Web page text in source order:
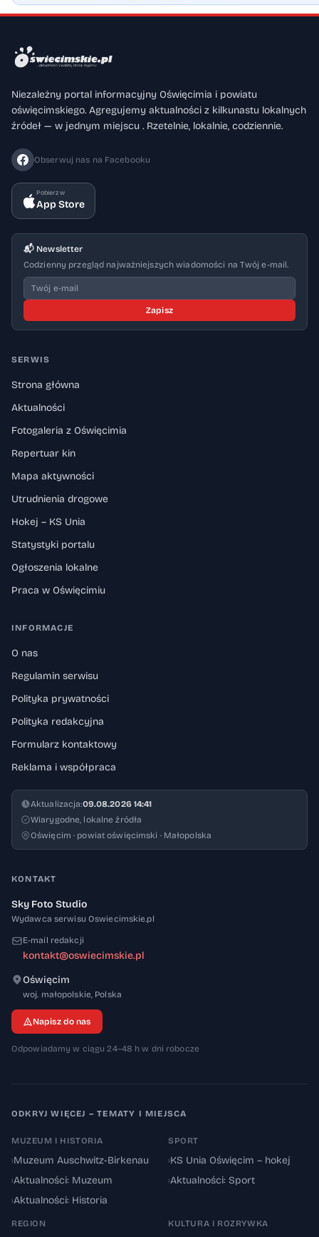
Niezależny portal informacyjny Oświęcimia i powiatu
oświęcimskiego. Agregujemy aktualności z kilkunastu lokalnych
źródeł — w jednym miejscu . Rzetelnie, lokalnie, codziennie.
Obserwuj nas na Facebooku
Pobierz w
App Store
📬 Newsletter
Codzienny przegląd najważniejszych wiadomości na Twój e-mail.
Zapisz
SERWIS
Strona główna
Aktualności
Fotogaleria z Oświęcimia
Repertuar kin
Mapa aktywności
Utrudnienia drogowe
Hokej – KS Unia
Statystyki portalu
Ogłoszenia lokalne
Praca w Oświęcimiu
INFORMACJE
O nas
Regulamin serwisu
Polityka prywatności
Polityka redakcyjna
Formularz kontaktowy
Reklama i współpraca
Aktualizacja:09.08.2026 14:41
Wiarygodne, lokalne źródła
Oświęcim · powiat oświęcimski · Małopolska
KONTAKT
Sky Foto Studio
Wydawca serwisu Oswiecimskie.pl
E-mail redakcji
kontakt@oswiecimskie.pl
Oświęcim
woj. małopolskie, 32-600
Polska
Napisz do nas
Odpowiadamy w ciągu 24–48 h w dni robocze
ODKRYJ WIĘCEJ – TEMATY I MIEJSCA
MUZEUM I HISTORIA
›Muzeum Auschwitz-Birkenau
›Aktualności: Muzeum
›Aktualności: Historia
SPORT
›KS Unia Oświęcim – hokej
›Aktualności: Sport
REGION KULTURA I ROZRYWKA